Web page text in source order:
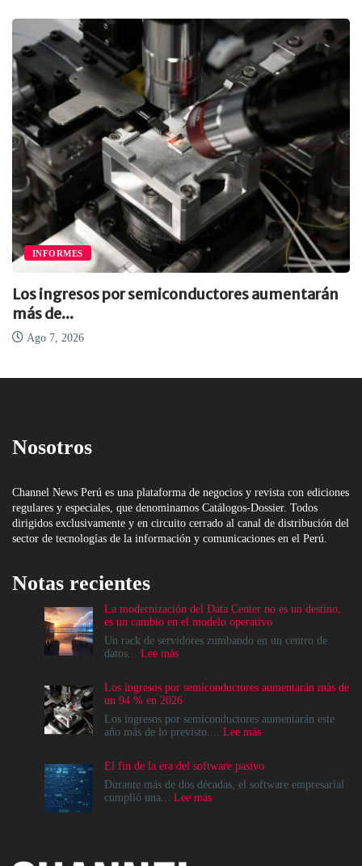
INFORMES
Los ingresos por semiconductores aumentarán
más de...
Ago 7, 2026
Nosotros
Channel News Perú es una plataforma de negocios y revista con ediciones
regulares y especiales, que denominamos Catálogos-Dossier. Todos
dirigidos exclusivamente y en circuito cerrado al canal de distribución del
sector de tecnologías de la información y comunicaciones en el Perú.
Notas recientes
La modernización del Data Center no es un destino,
es un cambio en el modelo operativo
Un rack de servidores zumbando en un centro de
datos... Lee más:
del
Data
Center
no
destino,
es
un
operativo
Los ingresos por semiconductores aumentarán más de
un 94 % en 2026
Los ingresos por semiconductores aumentarán este
año más de lo previsto.... Lee más:
por
semiconductores
El fin de la era del software pasivo
Durante más de dos décadas, el software empresarial
cumplió una... Lee más: